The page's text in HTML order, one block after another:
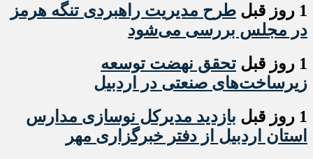
1 روز قبل
طرح مدیریت راهبردی تنگه هرمز
در مجلس بررسی می‌شود
1 روز قبل
تحقق نهضت توسعه
زیرساخت‌های صنعتی در اردبیل
1 روز قبل
بازدید مدیرکل نوسازی مدارس
استان اردبیل از دفتر خبرگزاری مهر